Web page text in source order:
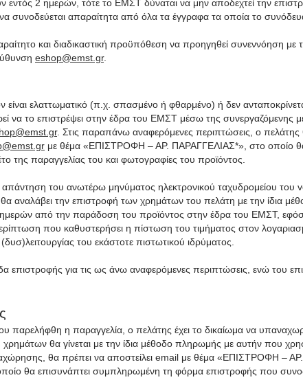
2 ημερών, τότε το ΕΜΣΤ δύναται να μην αποδεχτεί την
συνοδεύεται απαραίτητα από όλα τα έγγραφα τα οποία το
και διαδικαστική προϋπόθεση να προηγηθεί συνεννόηση
eshop@emst.gr.
ελαττωματικό (π.χ. σπασμένο ή φθαρμένο) ή δεν
να το επιστρέψει στην έδρα του ΕΜΣΤ μέσω της συνεργαζόμενης
. Στις παραπάνω αναφερόμενες περιπτώσεις, ο πελάτης
με θέμα «ΕΠΙΣΤΡΟΦΗ – ΑΡ. ΠΑΡΑΓΓΕΛΙΑΣ*», στο οποίο
της παραγγελίας του και φωτογραφίες του προϊόντος.
του ανωτέρω μηνύματος ηλεκτρονικού ταχυδρομείου του
αναλάβει την επιστροφή των χρημάτων του πελάτη με την ίδια
από την παράδοση του προϊόντος στην έδρα του ΕΜΣΤ,
που καθυστερήσει η πίστωση του τιμήματος στον
του εκάστοτε πιστωτικού ιδρύματος.
επιστροφής για τις ως άνω αναφερόμενες περιπτώσεις, ενώ του
παρελήφθη η παραγγελία, ο πελάτης έχει το δικαίωμα να
θα γίνεται με την ίδια μέθοδο πληρωμής με αυτήν που
θα πρέπει να αποστείλει email με θέμα «ΕΠΙΣΤΡΟΦΗ –
θα επισυνάπτει συμπληρωμένη τη φόρμα επιστροφής που